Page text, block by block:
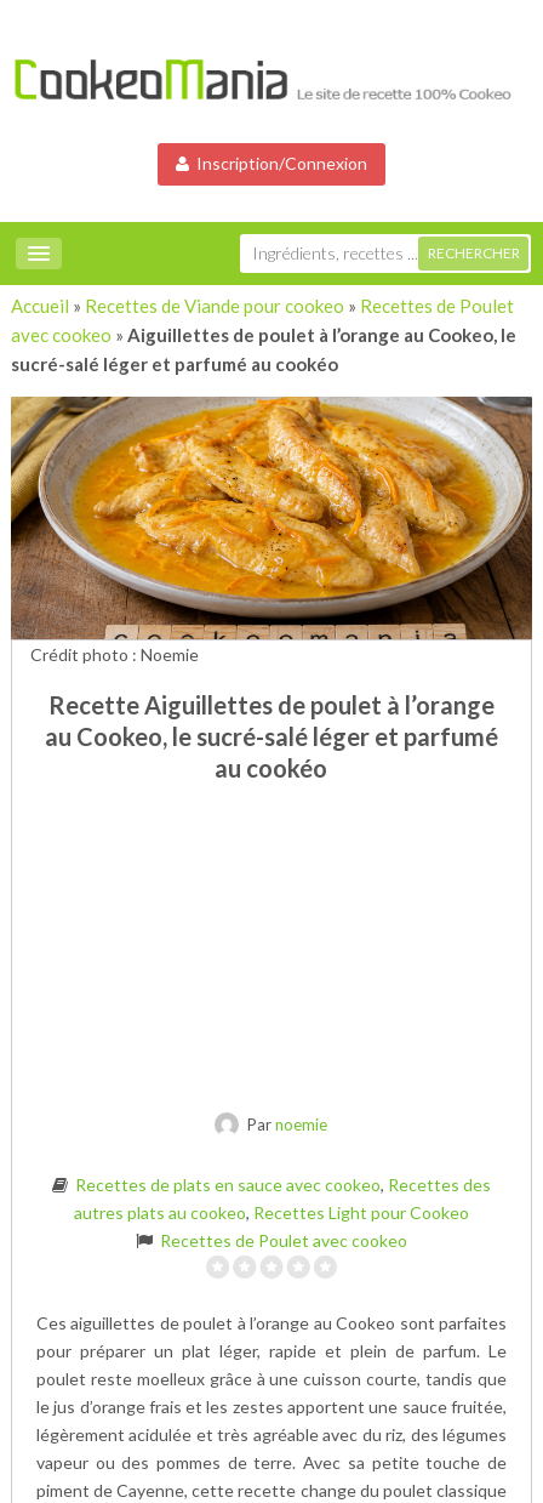
Inscription/Connexion
Accueil » Recettes de Viande pour cookeo » Recettes de Poulet
avec cookeo » Aiguillettes de poulet à l’orange au Cookeo, le
sucré-salé léger et parfumé au cookéo
Recette Aiguillettes de poulet à l’orange
au Cookeo, le sucré-salé léger et parfumé
au cookéo
Parnoemie
Recettes de plats en sauce avec cookeo, Recettes des
autres plats au cookeo, Recettes Light pour Cookeo
Recettes de Poulet avec cookeo
Ces aiguillettes de poulet à l’orange au Cookeo sont parfaites
pour préparer un plat léger, rapide et plein de parfum. Le
poulet reste moelleux grâce à une cuisson courte, tandis que
le jus d’orange frais et les zestes apportent une sauce fruitée,
légèrement acidulée et très agréable avec du riz, des légumes
vapeur ou des pommes de terre. Avec sa petite touche de
piment de Cayenne, cette recette change du poulet classique
Crédit photo : Noemie